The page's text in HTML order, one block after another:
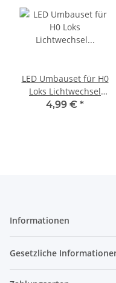
LED Umbauset für H0
Loks Lichtwechsel
rot/weiß,
4,99 € *
Informationen
Gesetzliche